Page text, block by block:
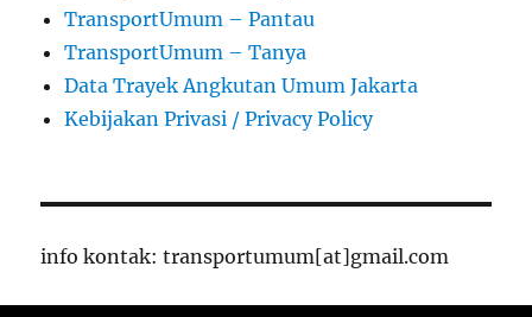
TransportUmum – Pantau
TransportUmum – Tanya
Data Trayek Angkutan Umum Jakarta
Kebijakan Privasi / Privacy Policy
info kontak: transportumum[at]gmail.com